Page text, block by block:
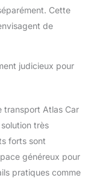
Cette
de
judicieux pour
transport Atlas Car
très
forts sont
généreux pour
pratiques comme